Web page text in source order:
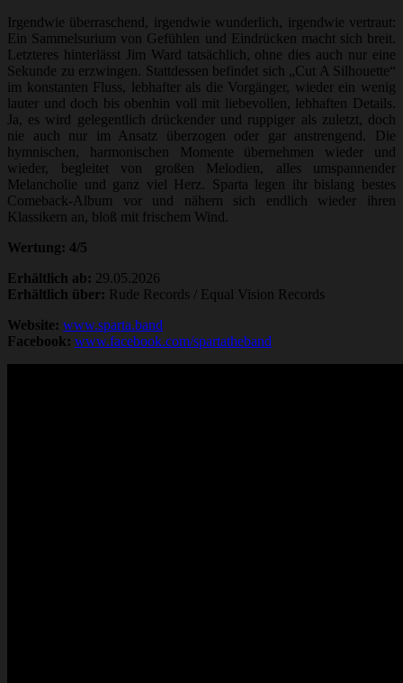
Irgendwie überraschend, irgendwie wunderlich, irgendwie vertraut:
Ein Sammelsurium von Gefühlen und Eindrücken macht sich breit.
Letzteres hinterlässt Jim Ward tatsächlich, ohne dies auch nur eine
Sekunde zu erzwingen. Stattdessen befindet sich „Cut A Silhouette“
im konstanten Fluss, lebhafter als die Vorgänger, wieder ein wenig
lauter und doch bis obenhin voll mit liebevollen, lebhaften Details.
Ja, es wird gelegentlich drückender und ruppiger als zuletzt, doch
nie auch nur im Ansatz überzogen oder gar anstrengend. Die
hymnischen, harmonischen Momente übernehmen wieder und
wieder, begleitet von großen Melodien, alles umspannender
Melancholie und ganz viel Herz. Sparta legen ihr bislang bestes
Comeback-Album vor und nähern sich endlich wieder ihren
Klassikern an, bloß mit frischem Wind.
Wertung: 4/5
Erhältlich ab: 29.05.2026
Erhältlich über: Rude Records / Equal Vision Records
Website: www.sparta.band
Facebook: www.facebook.com/spartatheband